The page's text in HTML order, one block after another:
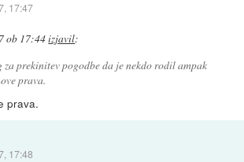
17:47
ob 17:44izjavil:
za prekinitev pogodbe da je nekdo rodil ampak
prava.
prava.
17:48